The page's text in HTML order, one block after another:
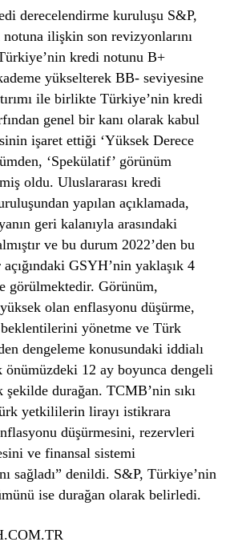
derecelendirme kuruluşu S&P,
ilişkin son revizyonlarını
kredi notunu B+
yükselterek BB- seviyesine
ile birlikte Türkiye’nin kredi
genel bir kanı olarak kabul
işaret ettiği ‘Yüksek Derece
‘Spekülatif’ görünüm
oldu. Uluslararası kredi
yapılan açıklamada,
geri kalanıyla arasındaki
ve bu durum 2022’den bu
GSYH’nin yaklaşık 4
görülmektedir. Görünüm,
olan enflasyonu düşürme,
beklentilerini yönetme ve Türk
dengeleme konusundaki iddialı
önümüzdeki 12 ay boyunca dengeli
şekilde durağan. TCMB’nin sıkı
yetkililerin lirayı istikrara
düşürmesini, rezervleri
ve finansal sistemi
sağladı” denildi. S&P, Türkiye’nin
ise durağan olarak belirledi.